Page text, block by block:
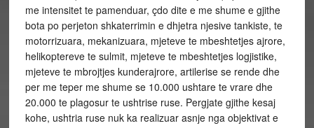
me intensitet te pamenduar, çdo dite e me shume e gjithe
bota po perjeton shkaterrimin e dhjetra njesive tankiste, te
motorrizuara, mekanizuara, mjeteve te mbeshtetjes ajrore,
helikoptereve te sulmit, mjeteve te mbeshtetjes logjistike,
mjeteve te mbrojtjes kunderajrore, artilerise se rende dhe
per me teper me shume se 10.000 ushtare te vrare dhe
20.000 te plagosur te ushtrise ruse. Pergjate gjithe kesaj
kohe, ushtria ruse nuk ka realizuar asnje nga objektivat e